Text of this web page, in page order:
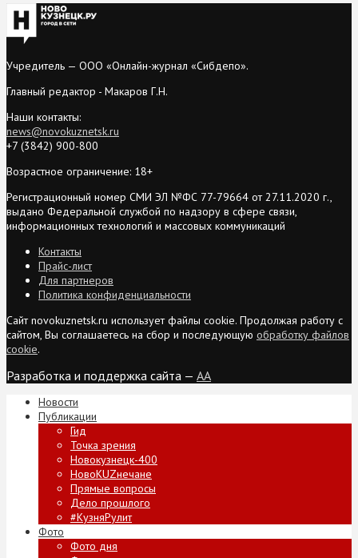
Учредитель — ООО «Онлайн-журнал «Сибдепо».
Главный редактор - Макаров Г.Н.
Наши контакты:
news@novokuznetsk.ru
+7 (3842) 900-800
Возрастное ограничение: 18+
Регистрационный номер СМИ ЭЛ №ФС 77-79664 от 27.11.2020 г.,
выдано Федеральной службой по надзору в сфере связи,
информационных технологий и массовых коммуникаций
Контакты
Прайс-лист
Для партнеров
Политика конфиденциальности
Сайт novokuznetsk.ru использует файлы cookie. Продолжая работу с
сайтом, Вы соглашаетесь на сбор и последующую обработку файлов
cookie.
Разработка и поддержка сайта — AA
Новости
Публикации
Гид
Точка зрения
Новокузнецк-400
НовоKUZнечане
Прямые вопросы
Дело прошлого
#КузняРулит
Фото
Фото дня